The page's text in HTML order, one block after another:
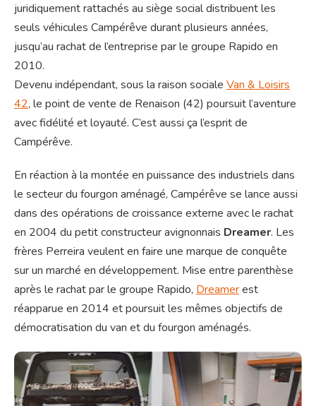
juridiquement rattachés au siège social distribuent les
seuls véhicules Campérêve durant plusieurs années,
jusqu’au rachat de l’entreprise par le groupe Rapido en
2010.
Devenu indépendant, sous la raison sociale Van & Loisirs
42, le point de vente de Renaison (42) poursuit l’aventure
avec fidélité et loyauté. C’est aussi ça l’esprit de
Campérêve.
En réaction à la montée en puissance des industriels dans
le secteur du fourgon aménagé, Campérêve se lance aussi
dans des opérations de croissance externe avec le rachat
en 2004 du petit constructeur avignonnais Dreamer. Les
frères Perreira veulent en faire une marque de conquête
sur un marché en développement. Mise entre parenthèse
après le rachat par le groupe Rapido, Dreamerest
réapparue en 2014 et poursuit les mêmes objectifs de
démocratisation du van et du fourgon aménagés.